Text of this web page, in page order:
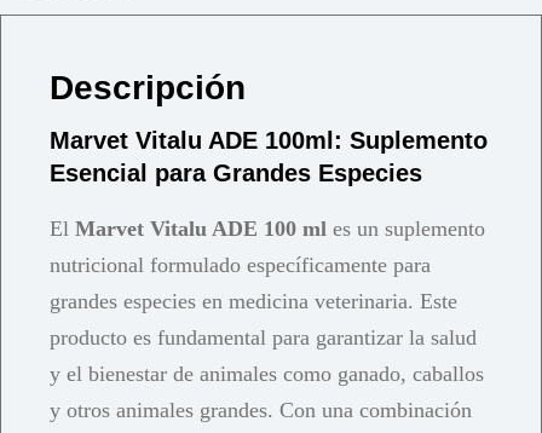
Descripción
Marvet Vitalu ADE 100ml: Suplemento
Esencial para Grandes Especies
El Marvet Vitalu ADE 100 ml es un suplemento
nutricional formulado específicamente para
grandes especies en medicina veterinaria. Este
producto es fundamental para garantizar la salud
y el bienestar de animales como ganado, caballos
y otros animales grandes. Con una combinación